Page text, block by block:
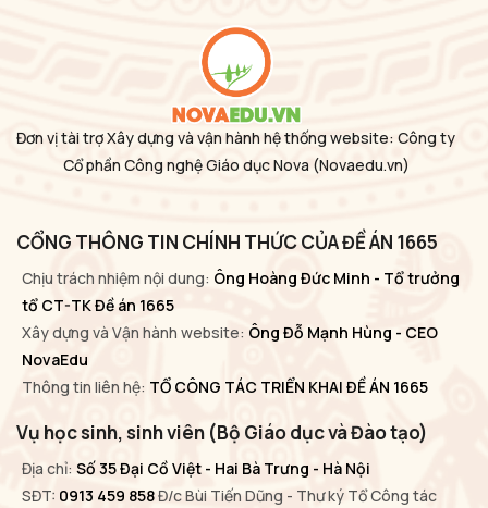
Đơn vị tài trợ Xây dựng và vận hành hệ thống website: Công ty
Cổ phần Công nghệ Giáo dục Nova (Novaedu.vn)
CỔNG THÔNG TIN CHÍNH THỨC CỦA ĐỀ ÁN 1665
Chịu trách nhiệm nội dung: Ông Hoàng Đức Minh - Tổ trưởng
tổ CT-TK Đề án 1665
Xây dựng và Vận hành website: Ông Đỗ Mạnh Hùng - CEO
NovaEdu
Thông tin liên hệ: TỔ CÔNG TÁC TRIỂN KHAI ĐỀ ÁN 1665
Vụ học sinh, sinh viên (Bộ Giáo dục và Đào tạo)
Địa chỉ: Số 35 Đại Cồ Việt - Hai Bà Trưng - Hà Nội
SĐT: 0913 459 858Đ/c Bùi Tiến Dũng - Thư ký Tổ Công tác